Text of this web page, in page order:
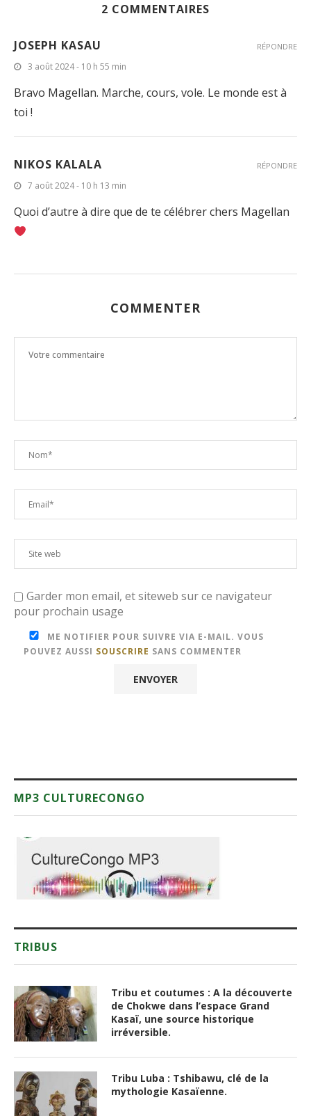
2 COMMENTAIRES
JOSEPH KASAU
3 août 2024 - 10 h 55 min
Bravo Magellan. Marche, cours, vole. Le monde est à
toi !
RÉPONDRE
NIKOS KALALA
7 août 2024 - 10 h 13 min
Quoi d’autre à dire que de te célébrer chers Magellan
RÉPONDRE
COMMENTER
Garder mon email, et siteweb sur ce navigateur
pour prochain usage
ME NOTIFIER POUR SUIVRE VIA E-MAIL. VOUS
POUVEZ AUSSI SOUSCRIRE SANS COMMENTER
MP3 CULTURECONGO
TRIBUS
Tribu et coutumes : A la découverte
de Chokwe dans l’espace Grand
Kasaï, une source historique
irréversible.
Tribu Luba : Tshibawu, clé de la
mythologie Kasaïenne.